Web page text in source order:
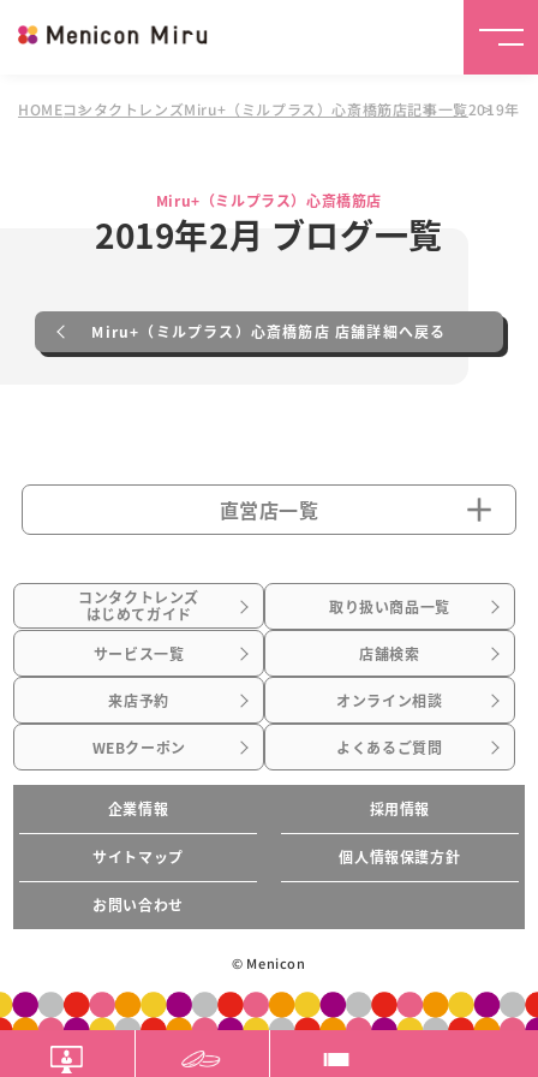
HOMEコンタクトレンズMiru+（ミルプラス）心斎橋筋店記事一覧2019年
Miru+（ミルプラス）心斎橋筋店
2019年2月 ブログ一覧
Miru+（ミルプラス）心斎橋筋店 店舗詳細へ戻る
直営店一覧
コンタクトレンズ
はじめてガイド 取り扱い商品一覧
サービス一覧 店舗検索
来店予約 オンライン相談
WEBクーポン よくあるご質問
企業情報 採用情報
サイトマップ 個人情報保護方針
お問い合わせ
© Menicon